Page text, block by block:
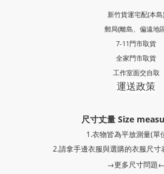
新竹貨運宅配(本島)
郵局(離島、偏遠地
7-11門市取貨
全家門市取貨
工作室面交自取
運送政策
尺寸丈量 Size
1.衣物皆為平放測量(單
2.請拿手邊衣服與選購的衣服尺寸
→更多尺寸問題←